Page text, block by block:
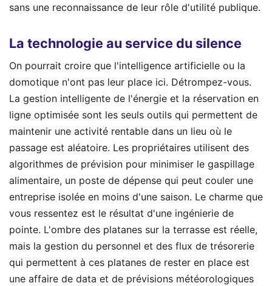
sans une reconnaissance de leur rôle d'utilité publique.
La technologie au service du silence
On pourrait croire que l'intelligence artificielle ou la
domotique n'ont pas leur place ici. Détrompez-vous.
La gestion intelligente de l'énergie et la réservation en
ligne optimisée sont les seuls outils qui permettent de
maintenir une activité rentable dans un lieu où le
passage est aléatoire. Les propriétaires utilisent des
algorithmes de prévision pour minimiser le gaspillage
alimentaire, un poste de dépense qui peut couler une
entreprise isolée en moins d'une saison. Le charme que
vous ressentez est le résultat d'une ingénierie de
pointe. L'ombre des platanes sur la terrasse est réelle,
mais la gestion du personnel et des flux de trésorerie
qui permettent à ces platanes de rester en place est
une affaire de data et de prévisions météorologiques